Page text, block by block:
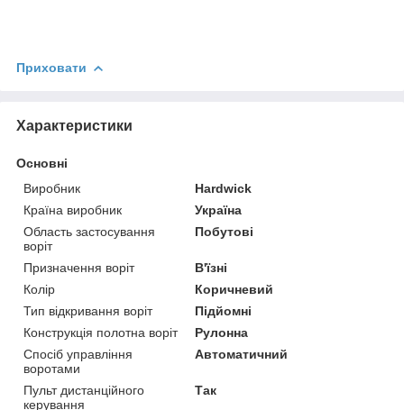
Приховати
Характеристики
Основні
Виробник
Hardwick
Країна виробник
Україна
Область застосування
воріт
Побутові
Призначення воріт
В'їзні
Колір
Коричневий
Тип відкривання воріт
Підйомні
Конструкція полотна воріт
Рулонна
Спосіб управління
воротами
Автоматичний
Пульт дистанційного
керування
Так